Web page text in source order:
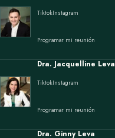
TiktokInstagram
Programar mi reunión
Dra. Jacquelline Leva
TiktokInstagram
Programar mi reunión
Dra. Ginny Leva